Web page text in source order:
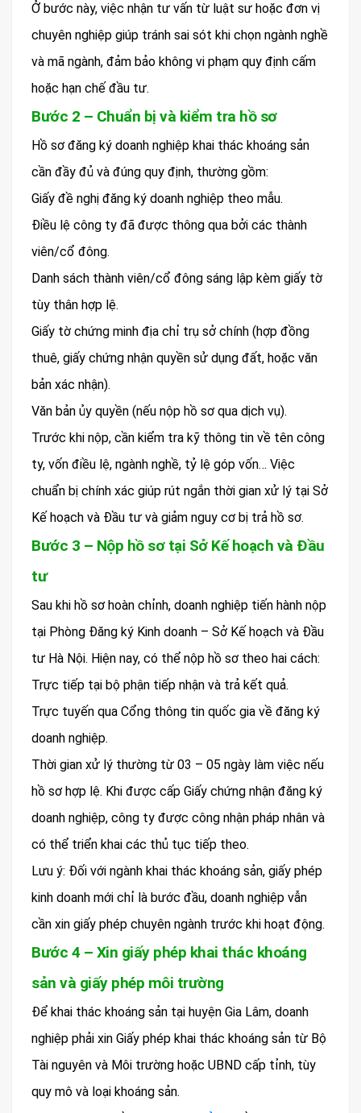
Ở bước này, việc nhận tư vấn từ luật sư hoặc đơn vị
chuyên nghiệp giúp tránh sai sót khi chọn ngành nghề
và mã ngành, đảm bảo không vi phạm quy định cấm
hoặc hạn chế đầu tư.
Bước 2 – Chuẩn bị và kiểm tra hồ sơ
Hồ sơ đăng ký doanh nghiệp khai thác khoáng sản
cần đầy đủ và đúng quy định, thường gồm:
Giấy đề nghị đăng ký doanh nghiệp theo mẫu.
Điều lệ công ty đã được thông qua bởi các thành
viên/cổ đông.
Danh sách thành viên/cổ đông sáng lập kèm giấy tờ
tùy thân hợp lệ.
Giấy tờ chứng minh địa chỉ trụ sở chính (hợp đồng
thuê, giấy chứng nhận quyền sử dụng đất, hoặc văn
bản xác nhận).
Văn bản ủy quyền (nếu nộp hồ sơ qua dịch vụ).
Trước khi nộp, cần kiểm tra kỹ thông tin về tên công
ty, vốn điều lệ, ngành nghề, tỷ lệ góp vốn… Việc
chuẩn bị chính xác giúp rút ngắn thời gian xử lý tại Sở
Kế hoạch và Đầu tư và giảm nguy cơ bị trả hồ sơ.
Bước 3 – Nộp hồ sơ tại Sở Kế hoạch và Đầu
tư
Sau khi hồ sơ hoàn chỉnh, doanh nghiệp tiến hành nộp
tại Phòng Đăng ký Kinh doanh – Sở Kế hoạch và Đầu
tư Hà Nội. Hiện nay, có thể nộp hồ sơ theo hai cách:
Trực tiếp tại bộ phận tiếp nhận và trả kết quả.
Trực tuyến qua Cổng thông tin quốc gia về đăng ký
doanh nghiệp.
Thời gian xử lý thường từ 03 – 05 ngày làm việc nếu
hồ sơ hợp lệ. Khi được cấp Giấy chứng nhận đăng ký
doanh nghiệp, công ty được công nhận pháp nhân và
có thể triển khai các thủ tục tiếp theo.
Lưu ý: Đối với ngành khai thác khoáng sản, giấy phép
kinh doanh mới chỉ là bước đầu, doanh nghiệp vẫn
cần xin giấy phép chuyên ngành trước khi hoạt động.
Bước 4 – Xin giấy phép khai thác khoáng
sản và giấy phép môi trường
Để khai thác khoáng sản tại huyện Gia Lâm, doanh
nghiệp phải xin Giấy phép khai thác khoáng sản từ Bộ
Tài nguyên và Môi trường hoặc UBND cấp tỉnh, tùy
quy mô và loại khoáng sản.